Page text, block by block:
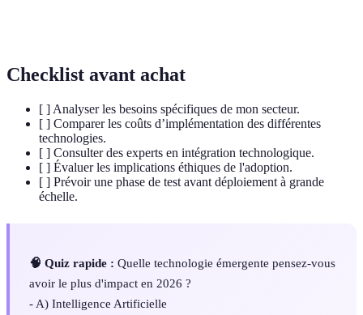
Checklist avant achat
[ ] Analyser les besoins spécifiques de mon secteur.
[ ] Comparer les coûts d’implémentation des différentes
technologies.
[ ] Consulter des experts en intégration technologique.
[ ] Évaluer les implications éthiques de l'adoption.
[ ] Prévoir une phase de test avant déploiement à grande
échelle.
🧠 Quiz rapide : Quelle technologie émergente pensez-vous
avoir le plus d'impact en 2026 ?
- A) Intelligence Artificielle